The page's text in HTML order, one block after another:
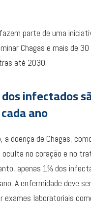
parte de uma
Chagas e mais de
até 2030.
infectados
ano
a doença de Chagas,
no coração e no
apenas 1% dos
A enfermidade deve ser
exames laboratoriais